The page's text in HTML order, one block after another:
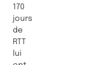
170
jours
de
RTT
lui